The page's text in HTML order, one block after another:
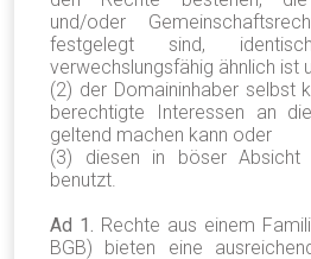
und/oder
festgelegt sind,
verwechslungsfähig ähnlich ist
(2) der Domaininhaber selbst
berechtigte Interessen an
geltend machen kann oder
(3) diesen in böser Absicht
benutzt.
Ad 1. Rechte aus einem
BGB) bieten eine